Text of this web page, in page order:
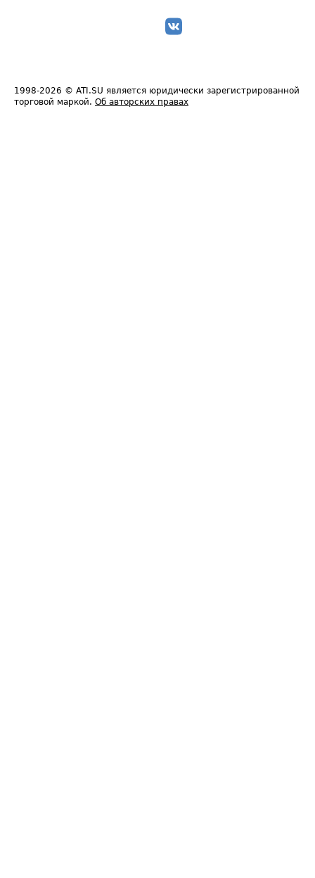
1998-2026 © ATI.SU является юридически зарегистрированной
торговой маркой. Об авторских правах